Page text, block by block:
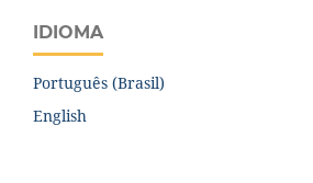
IDIOMA
Português (Brasil)
English